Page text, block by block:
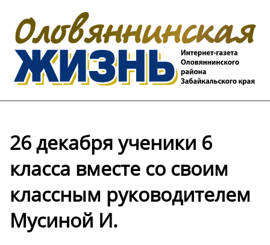
26 декабря ученики 6
класса вместе со своим
классным руководителем
Мусиной И.